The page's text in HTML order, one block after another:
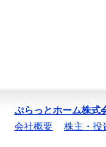
ぷらっとホーム株式
会社概要
株主・投